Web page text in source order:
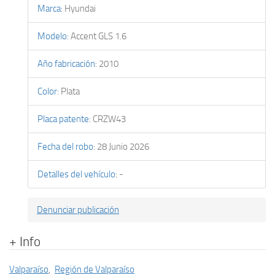
Marca: Hyundai
Modelo: Accent GLS 1.6
Año fabricación: 2010
Color: Plata
Placa patente: CRZW43
Fecha del robo: 28 Junio 2026
Detalles del vehículo: -
Denunciar publicación
+ Info
Valparaíso, Región de Valparaíso